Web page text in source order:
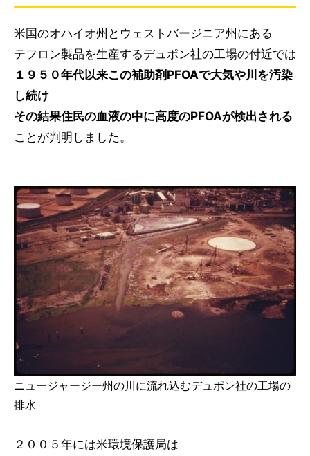
米国のオハイオ州とウェストバージニア州にある
テフロン製品を生産するデュポン社の工場の付近では
１９５０年代以来この補助剤PFOAで大気や川を汚染
し続け
その結果住民の血液の中に高度のPFOAが検出される
ことが判明しました。
ニュージャージー州の川に流れ込むデュポン社の工場の
排水
２００５年には米環境保護局は